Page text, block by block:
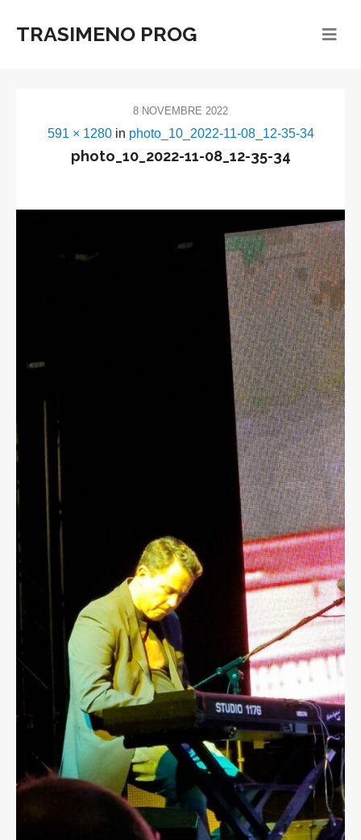
TRASIMENO PROG
8 NOVEMBRE 2022
591 × 1280in photo_10_2022-11-08_12-35-34
photo_10_2022-11-08_12-35-34